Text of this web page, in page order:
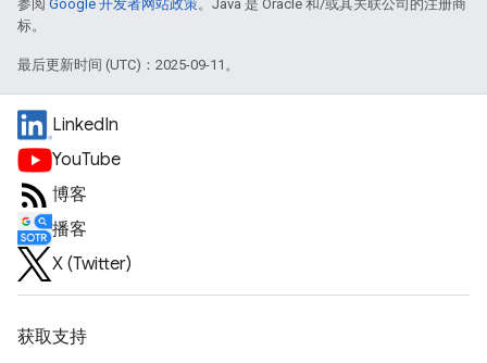
参阅 Google 开发者网站政策。Java 是 Oracle 和/或其关联公司的注册商
标。
最后更新时间 (UTC)：2025-09-11。
LinkedIn
YouTube
博客
播客
X (Twitter)
获取支持